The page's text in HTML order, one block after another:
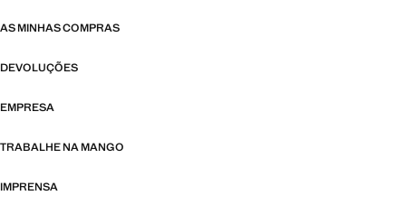
AS MINHAS COMPRAS
DEVOLUÇÕES
EMPRESA
TRABALHE NA MANGO
IMPRENSA